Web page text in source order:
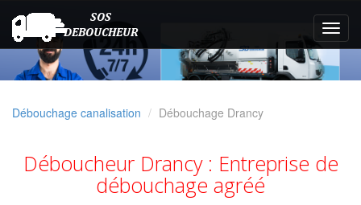
Débouchage canalisation Débouchage Drancy
Déboucheur Drancy : Entreprise de
débouchage agréé